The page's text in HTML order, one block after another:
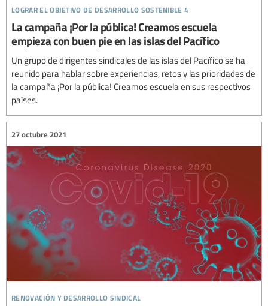
lograr el objetivo de desarrollo sostenible 4
La campaña ¡Por la pública! Creamos escuela
empieza con buen pie en las islas del Pacífico
Un grupo de dirigentes sindicales de las islas del Pacífico se ha
reunido para hablar sobre experiencias, retos y las prioridades de
la campaña ¡Por la pública! Creamos escuela en sus respectivos
países.
renovación y desarrollo sindical
27 octubre 2021